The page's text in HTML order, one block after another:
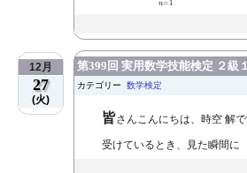
n=1
12月
27
(火)
第399回 実用数学技能検定 ２
カテゴリー 数学検定
皆さんこんにちは、時空 解
受けているとき、見た瞬間に